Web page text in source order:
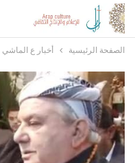
الصفحة الرئيسية أخبار ع الماشي